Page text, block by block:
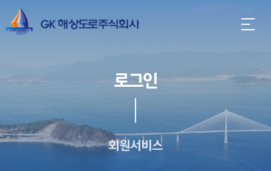
로그인
회원서비스